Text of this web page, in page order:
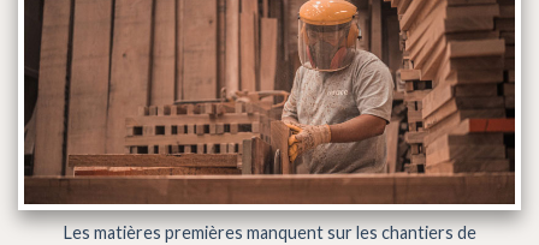
Les matières premières manquent sur les chantiers de